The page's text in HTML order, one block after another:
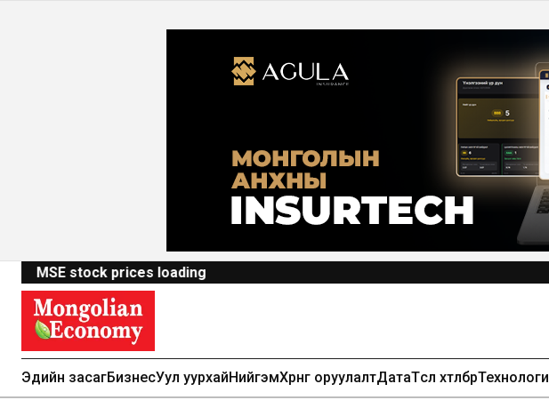
MSE stock prices loading
Эдийн засагБизнесУул уурхайНийгэмХөрөнгө оруулалтДатаТөсөл хөтөлбөрТехнологи